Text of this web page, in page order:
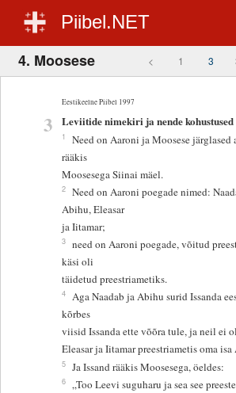
Piibel.NET
4. Moosese < 1 3
Eestikeelne Piibel 1997
3 Leviitide nimekiri ja nende kohustused
1
Need on Aaroni ja Moosese järglased
rääkis
Moosesega Siinai mäel.
2 Need on Aaroni poegade nimed:
Abihu, Eleasar
ja Iitamar;
3 need on Aaroni poegade, võitud
käsi oli
täidetud preestriametiks.
4 Aga Naadab ja Abihu surid Issanda
kõrbes
viisid Issanda ette võõra tule, ja neil ei
Eleasar ja Iitamar preestriametis oma
5 Ja Issand rääkis Moosesega, öeldes:
6 „Too Leevi suguharu ja sea see